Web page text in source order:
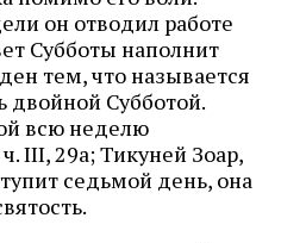
он отводил работе
Субботы наполнит
тем, что называется
двойной Субботой.
всю неделю
III, 29а; Тикуней Зоар,
седьмой день, она